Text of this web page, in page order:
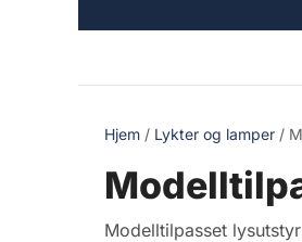
Hjem / Lykter og lamper /
Modelltilpasset